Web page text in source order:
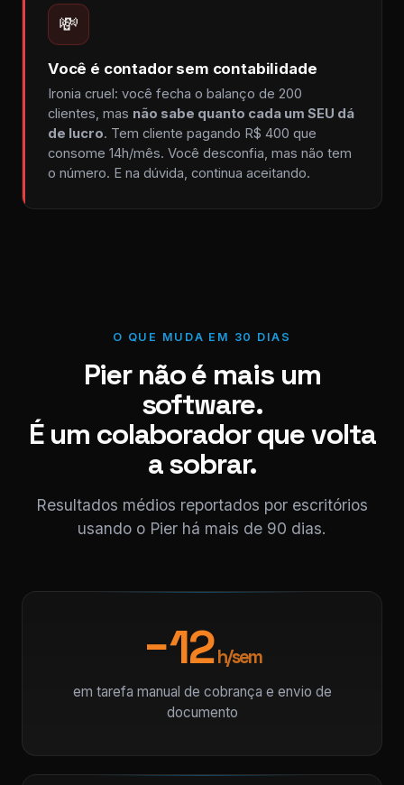
💸
Você é contador sem contabilidade
Ironia cruel: você fecha o balanço de 200
clientes, mas não sabe quanto cada um SEU dá
de lucro. Tem cliente pagando R$ 400 que
consome 14h/mês. Você desconfia, mas não tem
o número. E na dúvida, continua aceitando.
O QUE MUDA EM 30 DIAS
Pier não é mais um
software.
É um colaborador que volta
a sobrar.
Resultados médios reportados por escritórios
usando o Pier há mais de 90 dias.
−12h/sem
em tarefa manual de cobrança e envio de
documento